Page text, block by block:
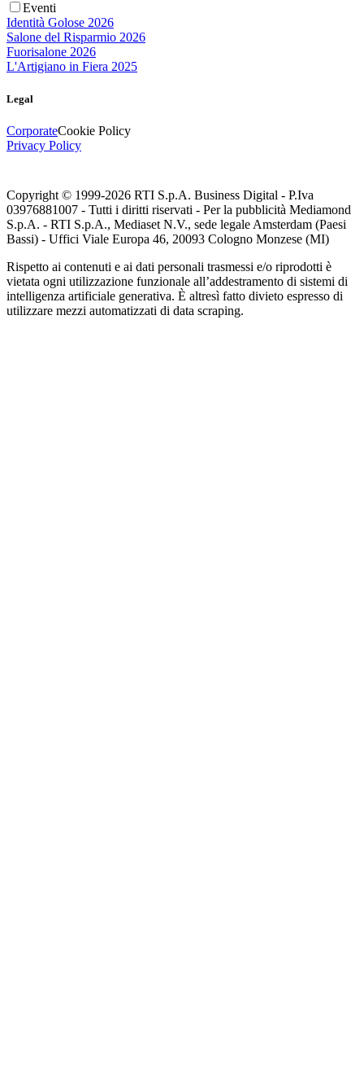
Eventi
Identità Golose 2026
Salone del Risparmio 2026
Fuorisalone 2026
L'Artigiano in Fiera 2025
Legal
CorporateCookie Policy
Privacy Policy
Copyright © 1999-2026 RTI S.p.A. Business Digital - P.Iva
03976881007 - Tutti i diritti riservati - Per la pubblicità Mediamond
S.p.A. - RTI S.p.A., Mediaset N.V., sede legale Amsterdam (Paesi
Bassi) - Uffici Viale Europa 46, 20093 Cologno Monzese (MI)
Rispetto ai contenuti e ai dati personali trasmessi e/o riprodotti è
vietata ogni utilizzazione funzionale all’addestramento di sistemi di
intelligenza artificiale generativa. È altresì fatto divieto espresso di
utilizzare mezzi automatizzati di data scraping.